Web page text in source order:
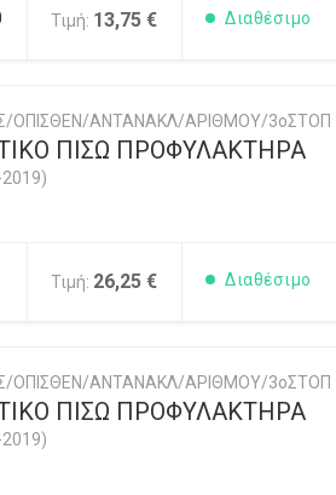
Τιμή: 13,75 € Διαθέσιμο
ΟΠΙΣΘΕΝ/ΑΝΤΑΝΑΚΛ/ΑΡΙΘΜΟΥ/3οΣΤΟΠ
ΠΙΣΩ ΠΡΟΦΥΛΑΚΤΗΡΑ
2019)
Τιμή: 26,25 € Διαθέσιμο
ΟΠΙΣΘΕΝ/ΑΝΤΑΝΑΚΛ/ΑΡΙΘΜΟΥ/3οΣΤΟΠ
ΠΙΣΩ ΠΡΟΦΥΛΑΚΤΗΡΑ
2019)